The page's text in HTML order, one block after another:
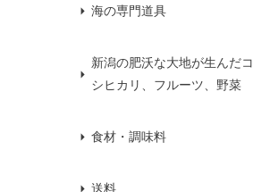
海の専門道具
新潟の肥沃な大地が生んだコ
シヒカリ、フルーツ、野菜
食材・調味料
送料